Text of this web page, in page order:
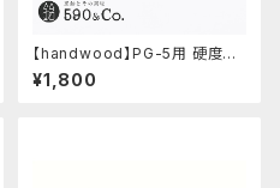
【handwood】PG-5用 硬度表
示窓 (ステンレス/楕円窓)
¥1,800